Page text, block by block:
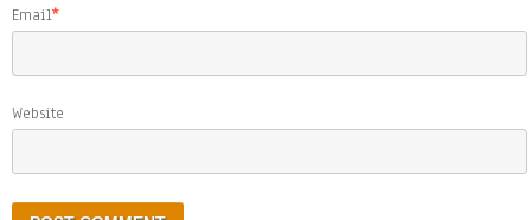
Email*
Website